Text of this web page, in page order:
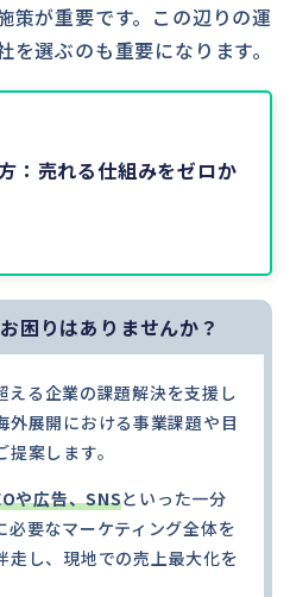
策が重要です。この辺りの運
選ぶのも重要になります。
：売れる仕組みをゼロか
困りはありませんか？
える企業の課題解決を支援し
外展開における事業課題や目
案します。
や広告、SNSといった一分
要なマーケティング全体を
走し、現地での売上最大化を